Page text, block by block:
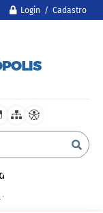
Login / Cadastro